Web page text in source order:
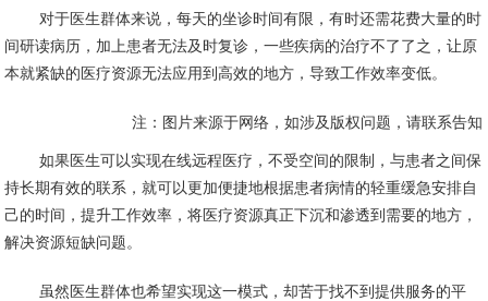
对于医生群体来说，每天的坐诊时间有限，有时还需花费大量的时
间研读病历，加上患者无法及时复诊，一些疾病的治疗不了了之，让原
本就紧缺的医疗资源无法应用到高效的地方，导致工作效率变低。
注：图片来源于网络，如涉及版权问题，请联系告知
如果医生可以实现在线远程医疗，不受空间的限制，与患者之间保
持长期有效的联系，就可以更加便捷地根据患者病情的轻重缓急安排自
己的时间，提升工作效率，将医疗资源真正下沉和渗透到需要的地方，
解决资源短缺问题。
虽然医生群体也希望实现这一模式，却苦于找不到提供服务的平